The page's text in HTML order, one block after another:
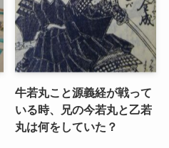
牛若丸こと源義経が戦って
いる時、兄の今若丸と乙若
丸は何をしていた？